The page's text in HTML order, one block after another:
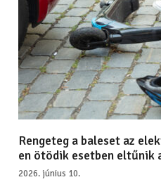
Rengeteg a baleset az
en ötödik esetben eltűnik
2026. június 10.